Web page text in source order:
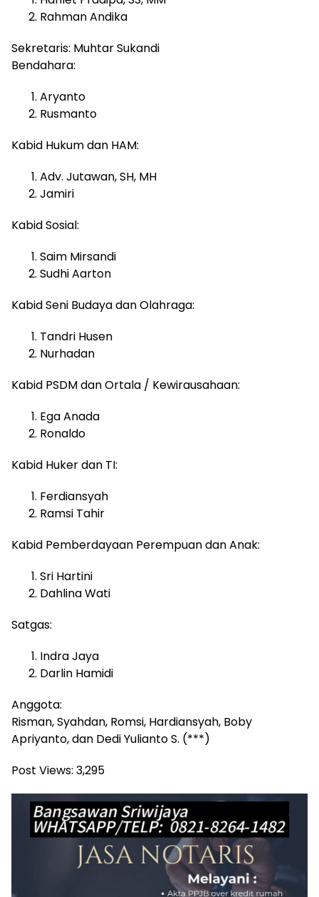
Rahman Andika
Sekretaris: Muhtar Sukandi
Bendahara:
Aryanto
Rusmanto
Kabid Hukum dan HAM:
Adv. Jutawan, SH, MH
Jamiri
Kabid Sosial:
Saim Mirsandi
Sudhi Aarton
Kabid Seni Budaya dan Olahraga:
Tandri Husen
Nurhadan
Kabid PSDM dan Ortala / Kewirausahaan:
Ega Anada
Ronaldo
Kabid Huker dan TI:
Ferdiansyah
Ramsi Tahir
Kabid Pemberdayaan Perempuan dan Anak:
Sri Hartini
Dahlina Wati
Satgas:
Indra Jaya
Darlin Hamidi
Anggota:
Risman, Syahdan, Romsi, Hardiansyah, Boby
Apriyanto, dan Dedi Yulianto S. (***)
Post Views: 3,295